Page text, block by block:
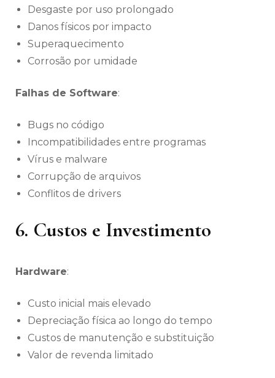
Desgaste por uso prolongado
Danos físicos por impacto
Superaquecimento
Corrosão por umidade
Falhas de Software:
Bugs no código
Incompatibilidades entre programas
Vírus e malware
Corrupção de arquivos
Conflitos de drivers
6. Custos e Investimento
Hardware:
Custo inicial mais elevado
Depreciação física ao longo do tempo
Custos de manutenção e substituição
Valor de revenda limitado